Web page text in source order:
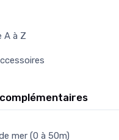
A à Z
mer (0 à 50m)